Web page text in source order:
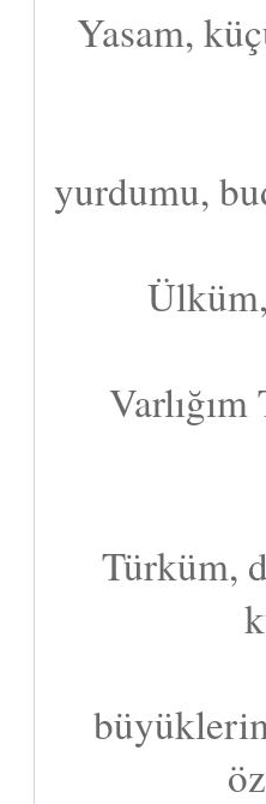
Yasam,
yurdumu,
Türküm,